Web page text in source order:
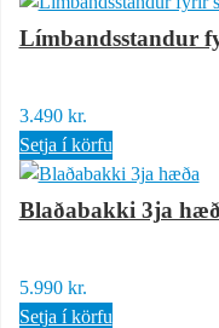
Límbandsstandur
3.490 kr.
Setja í körfu
Blaðabakki 3ja
5.990 kr.
Setja í körfu